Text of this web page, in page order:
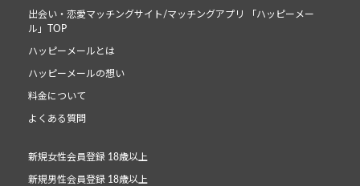
出会い・恋愛マッチングサイト/マッチングアプリ 「ハッピーメー
ル」TOP
ハッピーメールとは
ハッピーメールの想い
料金について
よくある質問
新規女性会員登録 18歳以上
新規男性会員登録 18歳以上